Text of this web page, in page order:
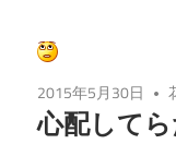
ッ
プ
癒
し
の
2015年5月30日
心配してら